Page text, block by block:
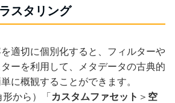
スタリング
適切に個別化すると、フィルターや
ーを利用して、メタデータの古典的
に概観することができます。
形から）「カスタムファセット ＞ 空